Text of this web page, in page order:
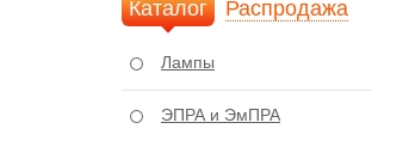
Каталог Распродажа
Лампы
ЭПРА и ЭмПРА